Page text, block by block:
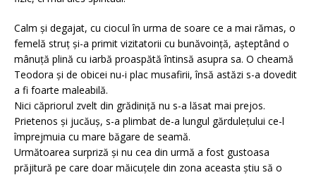
Calm și degajat, cu ciocul în urma de soare ce a mai rămas, o
femelă struț și-a primit vizitatorii cu bunăvoință, așteptând o
mânuță plină cu iarbă proaspătă întinsă asupra sa. O cheamă
Teodora și de obicei nu-i plac musafirii, însă astăzi s-a dovedit
a fi foarte maleabilă.
Nici căpriorul zvelt din grădiniță nu s-a lăsat mai prejos.
Prietenos și jucăuș, s-a plimbat de-a lungul gărdulețului ce-l
împrejmuia cu mare băgare de seamă.
Următoarea surpriză și nu cea din urmă a fost gustoasa
prăjitură pe care doar măicuțele din zona aceasta știu să o